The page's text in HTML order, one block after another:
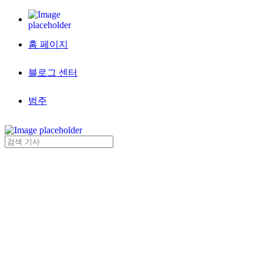
홈 페이지
블로그 센터
범주